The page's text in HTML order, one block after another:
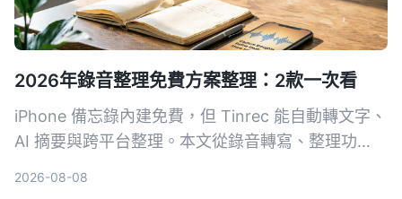
2026年錄音整理免費方案整理：2款一次看
iPhone 備忘錄內建免費，但 Tinrec 能自動轉文字、
AI 摘要與跨平台整理。本文從錄音轉寫、整理功
2026-08-08